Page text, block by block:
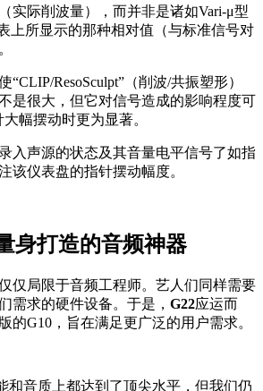
实际削波量），而并非是诸如Vari-μ型
上所显示的那种相对值（与标准信号对
“CLIP/ResoSculpt”（削波/共振塑形）
是很大，但它对信号造成的影响程度可
幅摆动时更为显著。
入声源的状态及其音量电平信号了如指
该仪表盘的指针摆动幅度。
身打造的音频神器
仅局限于音频工程师。艺人们同样需要
需求的硬件设备。于是， G22应运而
的G10，旨在满足更广泛的用户需求。
和音质上都达到了顶尖水平，但我们仍